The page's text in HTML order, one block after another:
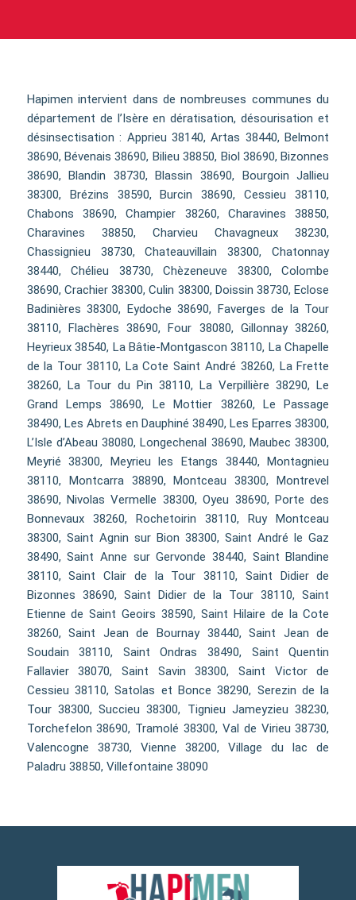
Hapimen intervient dans de nombreuses communes du
département de l’Isère en dératisation, désourisation et
désinsectisation : Apprieu 38140, Artas 38440, Belmont
38690, Bévenais 38690, Bilieu 38850, Biol 38690, Bizonnes
38690, Blandin 38730, Blassin 38690, Bourgoin Jallieu
38300, Brézins 38590, Burcin 38690, Cessieu 38110,
Chabons 38690, Champier 38260, Charavines 38850,
Charavines 38850, Charvieu Chavagneux 38230,
Chassignieu 38730, Chateauvillain 38300, Chatonnay
38440, Chélieu 38730, Chèzeneuve 38300, Colombe
38690, Crachier 38300, Culin 38300, Doissin 38730, Eclose
Badinières 38300, Eydoche 38690, Faverges de la Tour
38110, Flachères 38690, Four 38080, Gillonnay 38260,
Heyrieux 38540, La Bâtie-Montgascon 38110, La Chapelle
de la Tour 38110, La Cote Saint André 38260, La Frette
38260, La Tour du Pin 38110, La Verpillière 38290, Le
Grand Lemps 38690, Le Mottier 38260, Le Passage
38490, Les Abrets en Dauphiné 38490, Les Eparres 38300,
L’Isle d’Abeau 38080, Longechenal 38690, Maubec 38300,
Meyrié 38300, Meyrieu les Etangs 38440, Montagnieu
38110, Montcarra 38890, Montceau 38300, Montrevel
38690, Nivolas Vermelle 38300, Oyeu 38690, Porte des
Bonnevaux 38260, Rochetoirin 38110, Ruy Montceau
38300, Saint Agnin sur Bion 38300, Saint André le Gaz
38490, Saint Anne sur Gervonde 38440, Saint Blandine
38110, Saint Clair de la Tour 38110, Saint Didier de
Bizonnes 38690, Saint Didier de la Tour 38110, Saint
Etienne de Saint Geoirs 38590, Saint Hilaire de la Cote
38260, Saint Jean de Bournay 38440, Saint Jean de
Soudain 38110, Saint Ondras 38490, Saint Quentin
Fallavier 38070, Saint Savin 38300, Saint Victor de
Cessieu 38110, Satolas et Bonce 38290, Serezin de la
Tour 38300, Succieu 38300, Tignieu Jameyzieu 38230,
Torchefelon 38690, Tramolé 38300, Val de Virieu 38730,
Valencogne 38730, Vienne 38200, Village du lac de
Paladru 38850, Villefontaine 38090